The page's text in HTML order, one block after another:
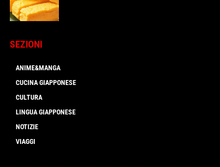
SEZIONI
ANIME&MANGA
CUCINA GIAPPONESE
CULTURA
LINGUA GIAPPONESE
NOTIZIE
VIAGGI